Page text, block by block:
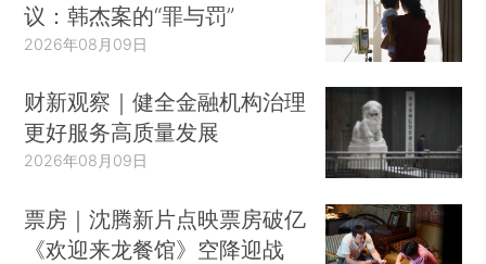
议：韩杰案的“罪与罚”
2026年08月09日
财新观察｜健全金融机构治理
更好服务高质量发展
2026年08月09日
票房｜沈腾新片点映票房破亿
《欢迎来龙餐馆》空降迎战